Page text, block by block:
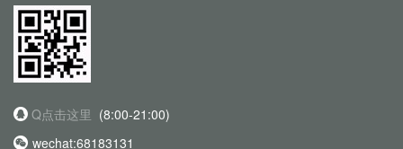
Q点击这里 (8:00-21:00)
wechat:68183131